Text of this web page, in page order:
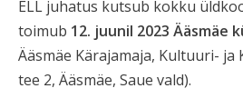
ELL juhatus kutsub kokku
toimub 12. juunil 2023 Ääsmäe
Ääsmäe Kärajamaja, Kultuuri- ja
tee 2, Ääsmäe, Saue vald).